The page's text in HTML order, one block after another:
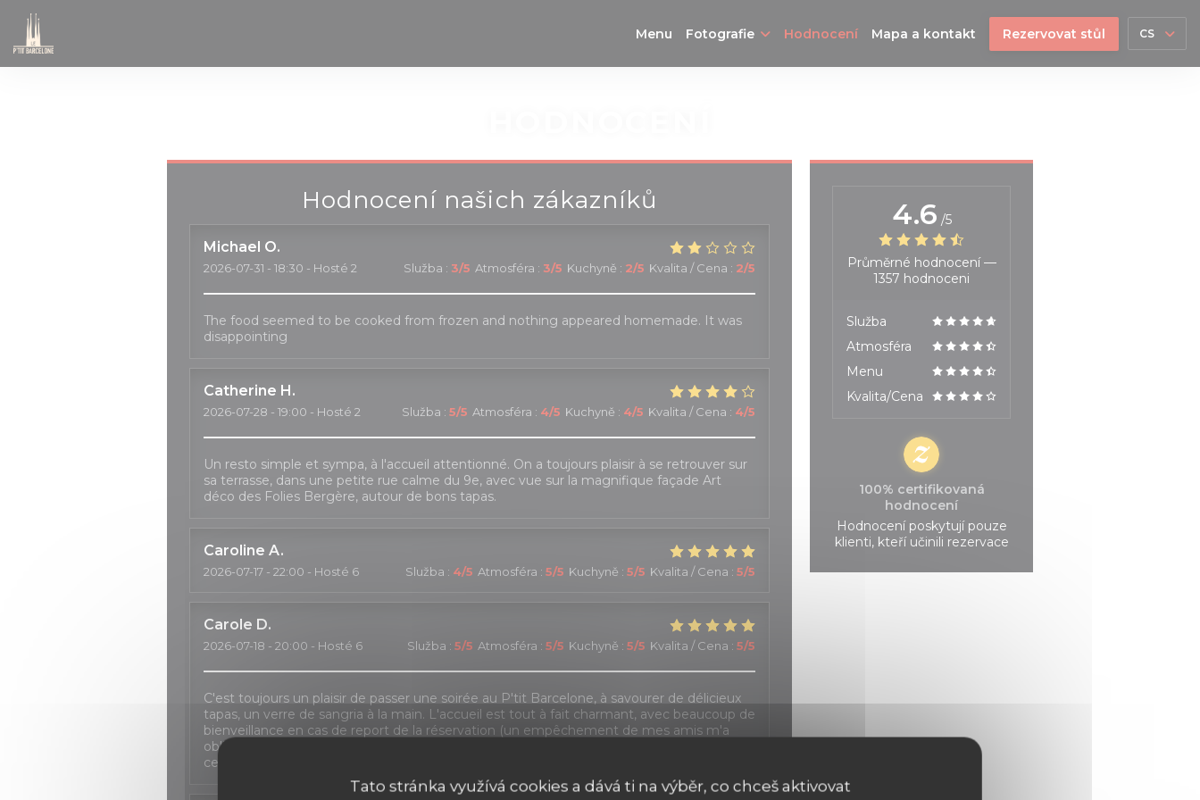
Tato stránka využívá cookies a dává ti na výběr, co chceš aktivovat
Menu Fotografie Hodnocení Mapa a kontakt Rezervovat stůl CS
Hodnocení našich zákazníků
Michael O
2026-07-31 - 18:30 - Hosté 2 Služba : 3/5 Atmosféra : 3/5 Kuchyně : 2/5 Kvalita / Cena : 2/5
The food seemed to be cooked from frozen and nothing appeared homemade. It was
disappointing
Catherine H
2026-07-28 - 19:00 - Hosté 2 Služba : 5/5 Atmosféra : 4/5 Kuchyně : 4/5 Kvalita / Cena : 4/5
Un resto simple et sympa, à l'accueil attentionné. On a toujours plaisir à se retrouver sur
sa terrasse, dans une petite rue calme du 9e, avec vue sur la magnifique façade Art
déco des Folies Bergère, autour de bons tapas.
Caroline A
2026-07-17 - 22:00 - Hosté 6 Služba : 4/5 Atmosféra : 5/5 Kuchyně : 5/5 Kvalita / Cena : 5/5
Carole D
2026-07-18 - 20:00 - Hosté 6 Služba : 5/5 Atmosféra : 5/5 Kuchyně : 5/5 Kvalita / Cena : 5/5
C'est toujours un plaisir de passer une soirée au P'tit Barcelone, à savourer de délicieux
tapas, un verre de sangria à la main. L'accueil est tout à fait charmant, avec beaucoup de
bienveillance en cas de report de la réservation (un empêchement de mes amis m'a
obligé à décaler le dîner à deux reprises). Il faut toutefois veiller à actualiser le site,
certaines formules n'étant plus proposées. Mais c'est un détail !
4.6 /5
Průměrné hodnocení —
1357 hodnoceni
Služba
Atmosféra
Menu
Kvalita/Cena
100% certifikovaná
hodnocení
Hodnocení poskytují pouze
klienti, kteří učinili rezervace